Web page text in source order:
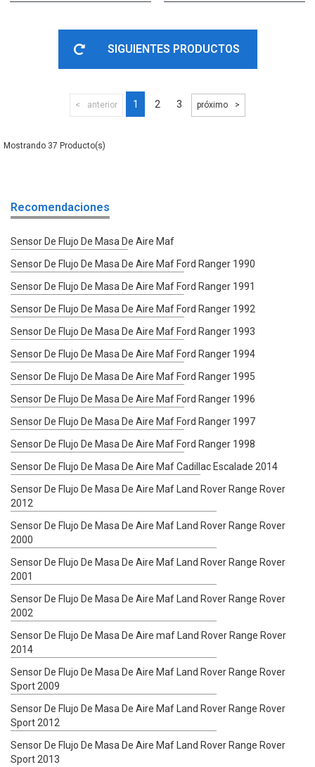
SIGUIENTES PRODUCTOS
anterior 1 2 3 próximo
37
Recomendaciones
Sensor De Flujo De Masa De Aire Maf
Sensor De Flujo De Masa De Aire Maf Ford Ranger 1990
Sensor De Flujo De Masa De Aire Maf Ford Ranger 1991
Sensor De Flujo De Masa De Aire Maf Ford Ranger 1992
Sensor De Flujo De Masa De Aire Maf Ford Ranger 1993
Sensor De Flujo De Masa De Aire Maf Ford Ranger 1994
Sensor De Flujo De Masa De Aire Maf Ford Ranger 1995
Sensor De Flujo De Masa De Aire Maf Ford Ranger 1996
Sensor De Flujo De Masa De Aire Maf Ford Ranger 1997
Sensor De Flujo De Masa De Aire Maf Ford Ranger 1998
Sensor De Flujo De Masa De Aire Maf Cadillac Escalade 2014
Sensor De Flujo De Masa De Aire Maf Land Rover Range Rover
2012
Sensor De Flujo De Masa De Aire Maf Land Rover Range Rover
2000
Sensor De Flujo De Masa De Aire Maf Land Rover Range Rover
2001
Sensor De Flujo De Masa De Aire Maf Land Rover Range Rover
2002
Sensor De Flujo De Masa De Aire maf Land Rover Range Rover
2014
Sensor De Flujo De Masa De Aire Maf Land Rover Range Rover
Sport 2009
Sensor De Flujo De Masa De Aire Maf Land Rover Range Rover
Sport 2012
Sensor De Flujo De Masa De Aire Maf Land Rover Range Rover
Sport 2013